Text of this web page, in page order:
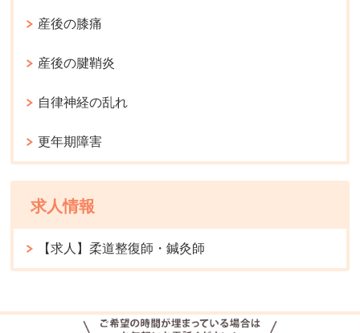
産後の膝痛
産後の腱鞘炎
自律神経の乱れ
更年期障害
求人情報
【求人】柔道整復師・鍼灸師